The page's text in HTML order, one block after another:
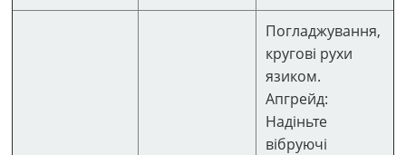
Погладжування,
кругові рухи
язиком.
Апгрейд:
Надіньте
вібруючі